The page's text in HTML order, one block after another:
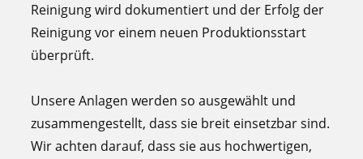
Reinigung wird dokumentiert und der Erfolg der
Reinigung vor einem neuen Produktionsstart
überprüft.
Unsere Anlagen werden so ausgewählt und
zusammengestellt, dass sie breit einsetzbar sind.
Wir achten darauf, dass sie aus hochwertigen,